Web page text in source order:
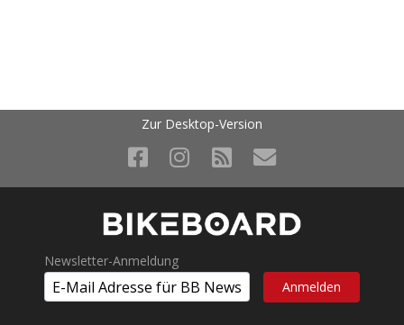
Zur Desktop-Version
Newsletter-Anmeldung